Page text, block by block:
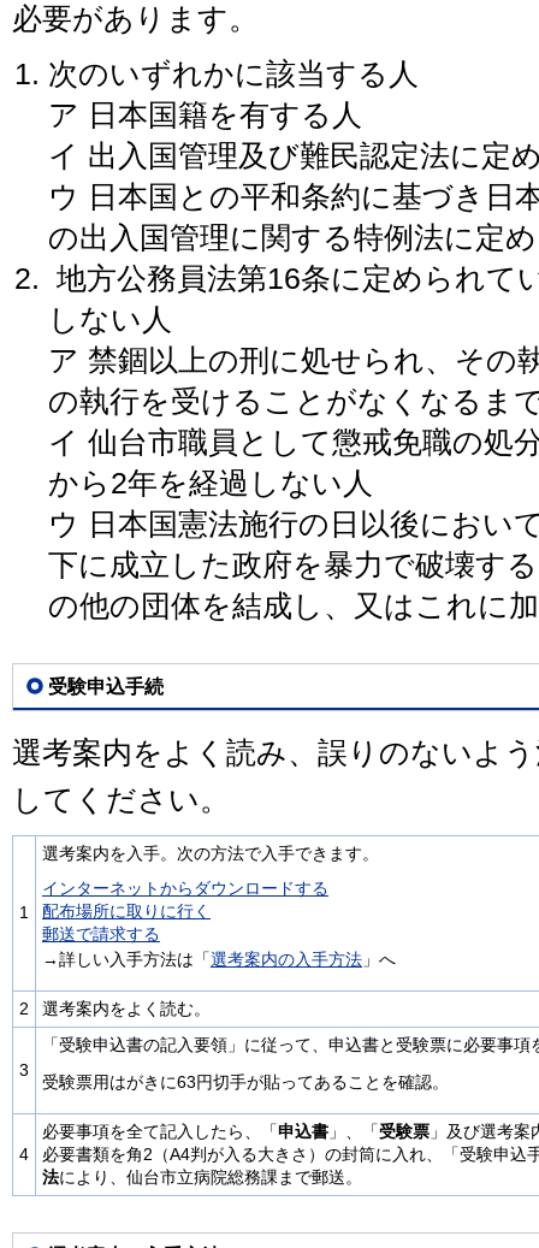
必要があります。
次のいずれかに該当する人
ア 日本国籍を有する人
イ 出入国管理及び難民認定法に定
ウ 日本国との平和条約に基づき日
の出入国管理に関する特例法に定
地方公務員法第16条に定められて
しない人
ア 禁錮以上の刑に処せられ、その
の執行を受けることがなくなるま
イ 仙台市職員として懲戒免職の処
から2年を経過しない人
ウ 日本国憲法施行の日以後におい
下に成立した政府を暴力で破壊す
の他の団体を結成し、又はこれに
受験申込手続
選考案内をよく読み、誤りのないよ
してください。
1
選考案内を入手。次の方法で入手できます。
インターネットからダウンロードする
配布場所に取りに行く
郵送で請求する
→詳しい入手方法は「選考案内の入手方法 」へ
2 選考案内をよく読む。
3
「受験申込書の記入要領」に従って、申込書と受験票に必要事項
受験票用はがきに63円切手が貼ってあることを確認。
4
必要事項を全て記入したら、「申込書 」、「受験票 」及び選考
必要書類を角2（A4判が入る大きさ）の封筒に入れ、「受験申込
法により、仙台市立病院総務課まで郵送。